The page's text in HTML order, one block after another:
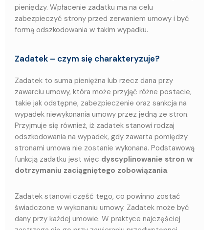
pieniędzy. Wpłacenie zadatku ma na celu
zabezpieczyć strony przed zerwaniem umowy i być
formą odszkodowania w takim wypadku.
Zadatek – czym się charakteryzuje?
Zadatek to suma pieniężna lub rzecz dana przy
zawarciu umowy, która może przyjąć różne postacie,
takie jak odstępne, zabezpieczenie oraz sankcja na
wypadek niewykonania umowy przez jedną ze stron.
Przyjmuje się również, iż zadatek stanowi rodzaj
odszkodowania na wypadek, gdy zawarta pomiędzy
stronami umowa nie zostanie wykonana. Podstawową
funkcją zadatku jest więc dyscyplinowanie stron w
dotrzymaniu zaciągniętego zobowiązania.
Zadatek stanowi część tego, co powinno zostać
świadczone w wykonaniu umowy. Zadatek może być
dany przy każdej umowie. W praktyce najczęściej